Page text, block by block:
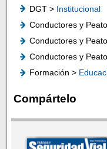
DGT > Institucional
Conductores y
Conductores y
Conductores y
Formación >
Compártelo